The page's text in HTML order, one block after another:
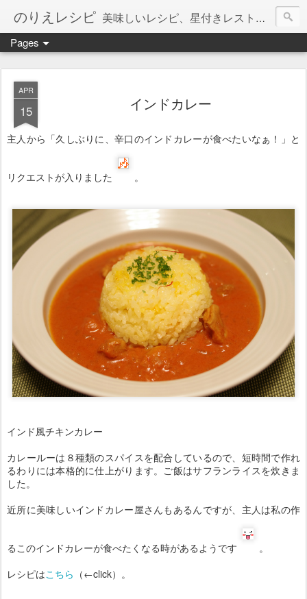
のりえレシピ 美味しいレシピ、星付きレストラン、絶品お取り寄せを紹介しています。
Pages
APR
15 インドカレー
主人から「久しぶりに、辛口のインドカレーが食べたいなぁ！」と
リクエストが入りました 。
インド風チキンカレー
カレールーは８種類のスパイスを配合しているので、短時間で作れ
るわりには本格的に仕上がります。ご飯はサフランライスを炊きま
した。
近所に美味しいインドカレー屋さんもあるんですが、主人は私の作
るこのインドカレーが食べたくなる時があるようです
。
レシピはこちら （←click）。